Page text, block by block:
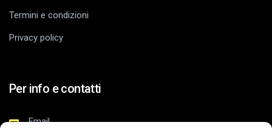
Termini e condizioni
Privacy policy
Per info e contatti
Email